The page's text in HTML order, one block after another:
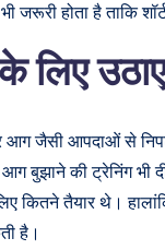
जरूरी होता है ताकि
के लिए
आग जैसी आपदाओं से
आग बुझाने की ट्रेनिंग भी
कितने तैयार थे।
है।